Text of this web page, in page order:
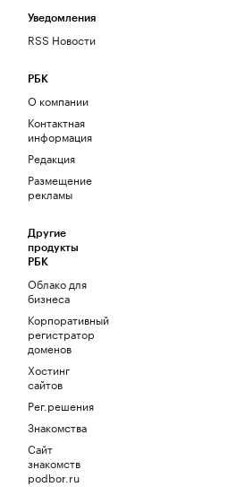
Уведомления
RSS Новости
РБК
О компании
Контактная
информация
Редакция
Размещение
рекламы
Другие
продукты
РБК
Облако для
бизнеса
Корпоративный
регистратор
доменов
Хостинг
сайтов
Рег.решения
Знакомства
Сайт
знакомств
podbor.ru